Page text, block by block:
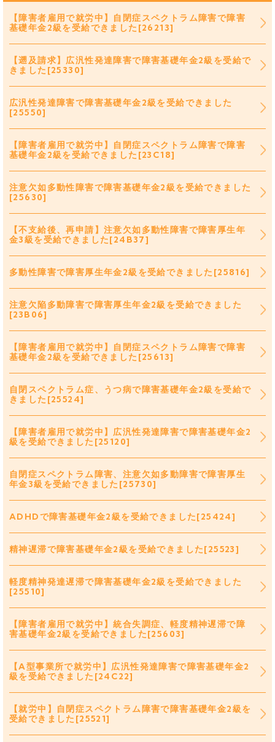
【障害者雇用で就労中】自閉症スペクトラム障害で障害
基礎年金2級を受給できました[26213]
【遡及請求】広汎性発達障害で障害基礎年金2級を受給で
きました[25330]
広汎性発達障害で障害基礎年金2級を受給できました
[25550]
【障害者雇用で就労中】自閉症スペクトラム障害で障害
基礎年金2級を受給できました[23C18]
注意欠如多動性障害で障害基礎年金2級を受給できました
[25630]
【不支給後、再申請】注意欠如多動性障害で障害厚生年
金3級を受給できました[24B37]
多動性障害で障害厚生年金2級を受給できました[25816]
注意欠陥多動障害で障害厚生年金2級を受給できました
[23B06]
【障害者雇用で就労中】自閉症スペクトラム障害で障害
基礎年金2級を受給できました[25613]
自閉スペクトラム症、うつ病で障害基礎年金2級を受給で
きました[25524]
【障害者雇用で就労中】広汎性発達障害で障害基礎年金2
級を受給できました[25120]
自閉症スペクトラム障害、注意欠如多動障害で障害厚生
年金3級を受給できました[25730]
ADHDで障害基礎年金2級を受給できました[25424]
精神遅滞で障害基礎年金2級を受給できました[25523]
軽度精神発達遅滞で障害基礎年金2級を受給できました
[25510]
【障害者雇用で就労中】統合失調症、軽度精神遅滞で障
害基礎年金2級を受給できました[25603]
【A型事業所で就労中】広汎性発達障害で障害基礎年金2
級を受給できました[24C22]
【就労中】自閉症スペクトラム障害で障害基礎年金2級を
受給できました[25521]